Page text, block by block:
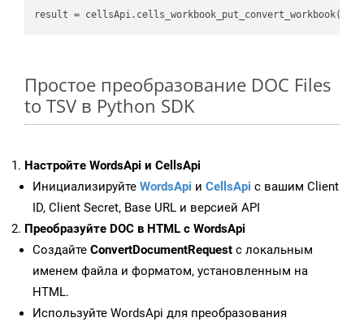
result =
Простое преобразование DOC Files
to TSV в Python SDK
Настройте WordsApi и CellsApi
Инициализируйте WordsApi и CellsApi с вашим Client
ID, Client Secret, Base URL и версией API
Преобразуйте DOC в HTML с WordsApi
Создайте ConvertDocumentRequest с локальным
именем файла и форматом, установленным на
HTML.
Используйте WordsApi для преобразования